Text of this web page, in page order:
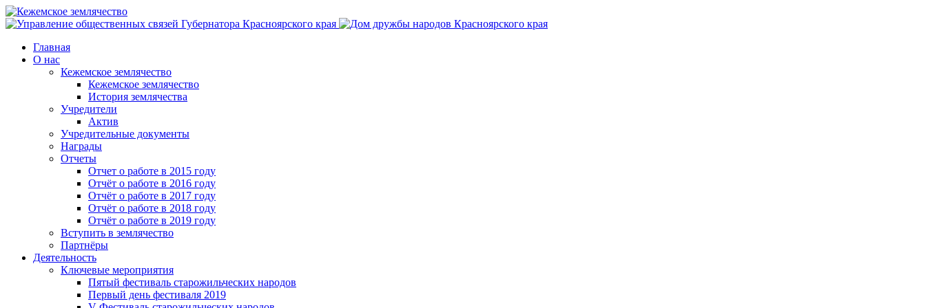
Главная
О нас
Кежемское землячество
Кежемское землячество
История землячества
Учредители
Актив
Учредительные документы
Награды
Отчеты
Отчет о работе в 2015 году
Отчёт о работе в 2016 году
Отчёт о работе в 2017 году
Отчёт о работе в 2018 году
Отчёт о работе в 2019 году
Вступить в землячество
Партнёры
Деятельность
Ключевые мероприятия
Пятый фестиваль старожильческих народов
Первый день фестиваля 2019